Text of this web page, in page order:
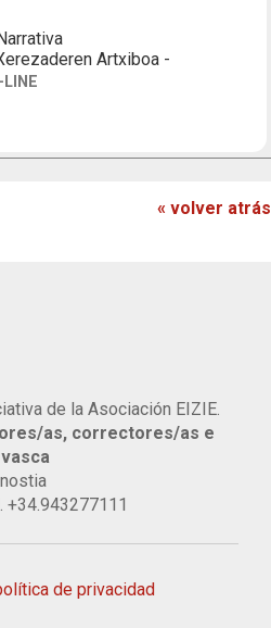
Artxiboa -
« volver atrás
de la Asociación EIZIE.
as, correctores/as e
+34.943277111
de privacidad